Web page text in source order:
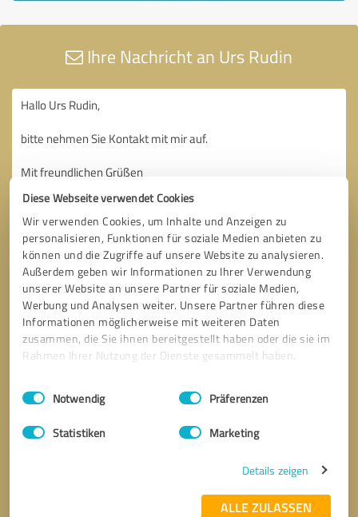
Diese Webseite verwendet Cookies
Wir verwenden Cookies, um Inhalte und Anzeigen zu
personalisieren, Funktionen für soziale Medien anbieten zu
können und die Zugriffe auf unsere Website zu analysieren.
Außerdem geben wir Informationen zu Ihrer Verwendung
unserer Website an unsere Partner für soziale Medien,
Werbung und Analysen weiter. Unsere Partner führen diese
Informationen möglicherweise mit weiteren Daten
zusammen, die Sie ihnen bereitgestellt haben oder die sie im
Rahmen Ihrer Nutzung der Dienste gesammelt haben.
Impressum Datenschutzbestimmungen
Einwilligungsauswahl
Notwendig Präferenzen
Statistiken Marketing
Details zeigen
ALLE ZULASSEN
Ihre Nachricht an Urs Rudin
Datenschutzbestimmungenzu.